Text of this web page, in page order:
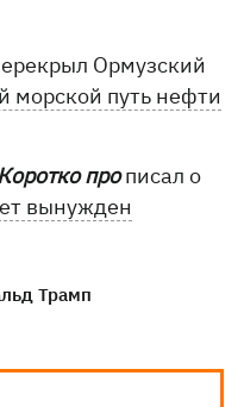
Ормузский
морской путь нефти
прописал о
вынужден
Трамп